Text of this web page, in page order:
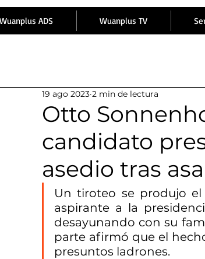
Wuanplus ADS Wuanplus TV
Otto
candidato
asedio tras
19 ago 2023 2 min de lectura
Un tiroteo se produjo
aspirante a la
desayunando con su
parte afirmó que el
presuntos ladrones.